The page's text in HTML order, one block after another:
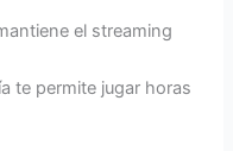
el streaming
te permite jugar horas